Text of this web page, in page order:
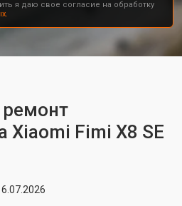
я даю свое согласие на обработку
ремонт
Xiaomi Fimi X8 SE